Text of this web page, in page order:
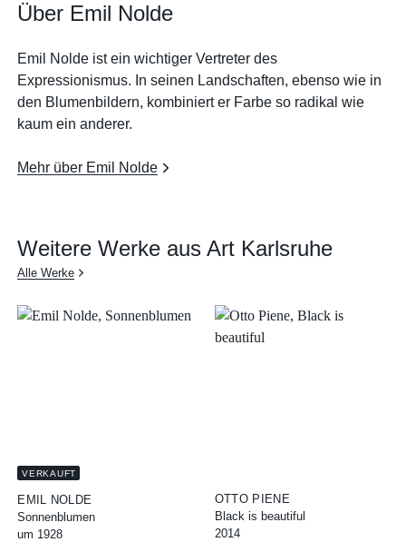
Über Emil Nolde
Emil Nolde ist ein wichtiger Vertreter des
Expressionismus. In seinen Landschaften, ebenso wie in
den Blumenbildern, kombiniert er Farbe so radikal wie
kaum ein anderer.
Mehr über Emil Nolde
Weitere Werke aus Art Karlsruhe
Alle Werke
VERKAUFT
EMIL NOLDE
Sonnenblumen
um 1928
OTTO PIENE
Black is beautiful
2014